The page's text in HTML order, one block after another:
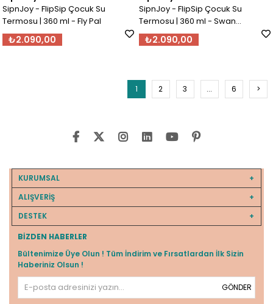
SipnJoy - FlipSip Çocuk Su
Termosu | 360 ml - Fly Pal
₺2.090,00
SipnJoy - FlipSip Çocuk Su
Termosu | 360 ml - Swan
Harmony
₺2.090,00
1 2 3 ... 6 >
KURUMSAL
ALIŞVERİŞ
DESTEK
BIZDEN HABERLER
Bültenimize Üye Olun ! Tüm İndirim ve Fırsatlardan İlk Sizin
Haberiniz Olsun !
GÖNDER